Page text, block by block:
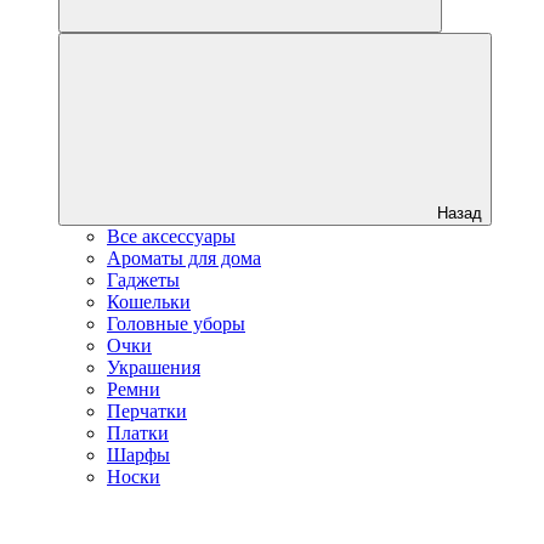
Назад
Все аксессуары
Ароматы для дома
Гаджеты
Кошельки
Головные уборы
Очки
Украшения
Ремни
Перчатки
Платки
Шарфы
Носки